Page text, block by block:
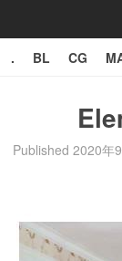
. BL CG
Published 2020年